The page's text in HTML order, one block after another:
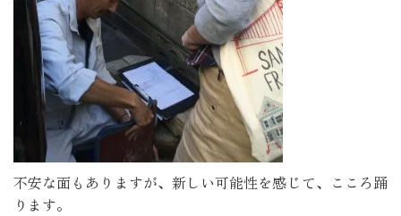
不安な面もありますが、新しい可能性を感じて、こころ踊
ります。